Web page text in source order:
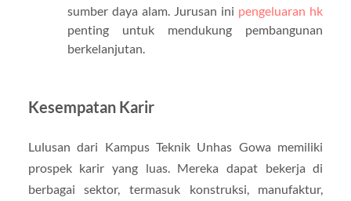
sumber daya alam. Jurusan ini pengeluaran hk
penting untuk mendukung pembangunan
berkelanjutan.
Kesempatan Karir
Lulusan dari Kampus Teknik Unhas Gowa memiliki
prospek karir yang luas. Mereka dapat bekerja di
berbagai sektor, termasuk konstruksi, manufaktur,